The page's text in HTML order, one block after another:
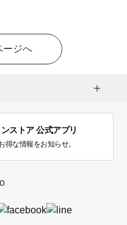
ージへ
ストア 公式アプリ
得な情報をお知らせ。